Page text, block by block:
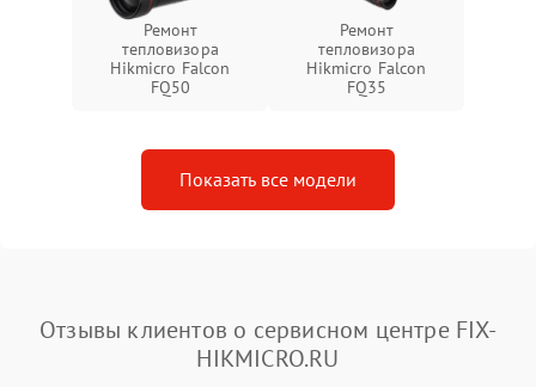
Ремонт
тепловизора
Hikmicro Falcon
FQ50
Ремонт
тепловизора
Hikmicro Falcon
FQ35
Показать все модели
Отзывы клиентов о сервисном центре FIX-
HIKMICRO.RU